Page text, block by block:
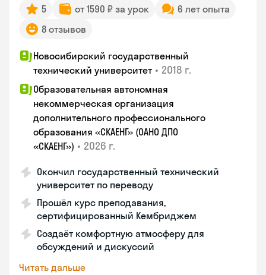
5 от 1590 ₽ за урок
6 лет опыта
8 отзывов
Новосибирский государственный
технический университет • 2018 г.
Образовательная автономная
некоммерческая организация
дополнительного профессионального
образования «СКАЕНГ» (ОАНО ДПО
«СКАЕНГ») • 2026 г.
Окончил государственный технический
университет по переводу
Прошёл курс преподавания,
сертифицированный Кембриджем
Создаёт комфортную атмосферу для
обсуждений и дискуссий
Читать дальше